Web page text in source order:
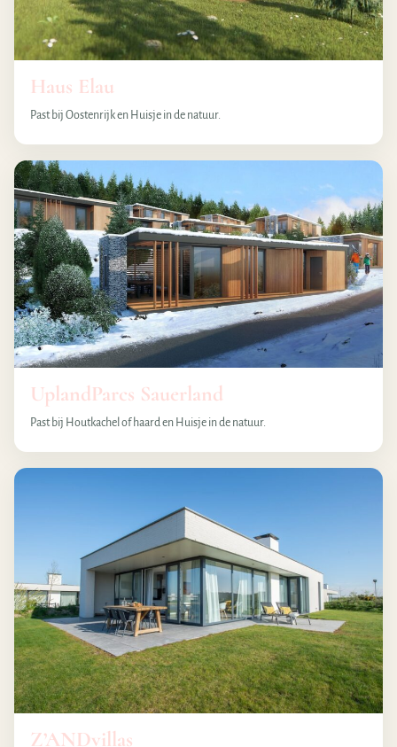
Haus Elau
Past bij Oostenrijk en Huisje in de natuur.
UplandParcs Sauerland
Past bij Houtkachel of haard en Huisje in de natuur.
Z’ANDvillas